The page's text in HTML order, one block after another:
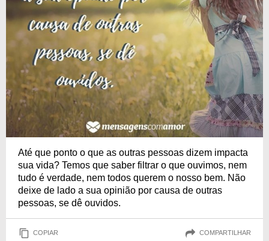
Até que ponto o que as outras pessoas dizem impacta
sua vida? Temos que saber filtrar o que ouvimos, nem
tudo é verdade, nem todos querem o nosso bem. Não
deixe de lado a sua opinião por causa de outras
pessoas, se dê ouvidos.
COPIAR COMPARTILHAR